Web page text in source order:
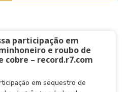
participação em
e roubo de
cobre – record.r7.com
em sequestro de